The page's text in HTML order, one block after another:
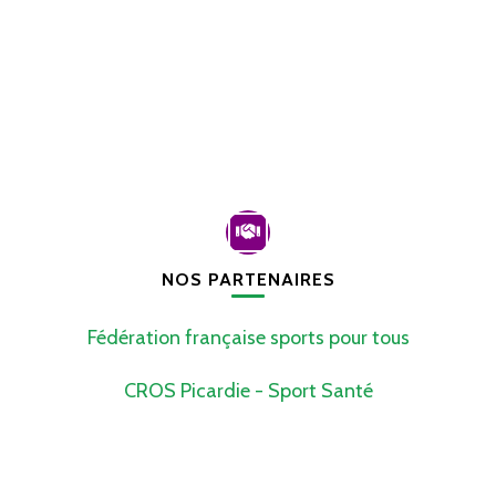
NOS PARTENAIRES
Fédération française sports pour tous
CROS Picardie - Sport Santé